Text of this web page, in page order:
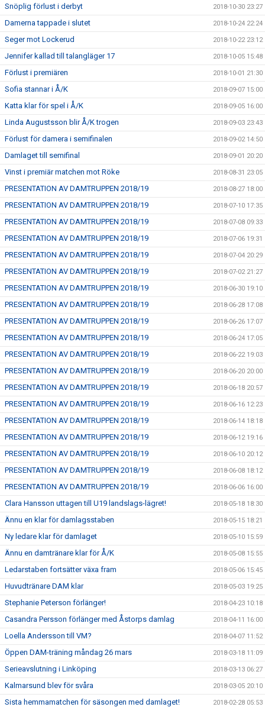
Snöplig förlust i derbyt 2018-10-30 23:27
Damerna tappade i slutet 2018-10-24 22:24
Seger mot Lockerud 2018-10-22 23:12
Jennifer kallad till talangläger 17 2018-10-05 15:48
Förlust i premiären 2018-10-01 21:30
Sofia stannar i Å/K 2018-09-07 15:00
Katta klar för spel i Å/K 2018-09-05 16:00
Linda Augustsson blir Å/K trogen 2018-09-03 23:43
Förlust för damera i semifinalen 2018-09-02 14:50
Damlaget till semifinal 2018-09-01 20:20
Vinst i premiär matchen mot Röke 2018-08-31 23:05
PRESENTATION AV DAMTRUPPEN 2018/19 2018-08-27 18:00
PRESENTATION AV DAMTRUPPEN 2018/19 2018-07-10 17:35
PRESENTATION AV DAMTRUPPEN 2018/19 2018-07-08 09:33
PRESENTATION AV DAMTRUPPEN 2018/19 2018-07-06 19:31
PRESENTATION AV DAMTRUPPEN 2018/19 2018-07-04 20:29
PRESENTATION AV DAMTRUPPEN 2018/19 2018-07-02 21:27
PRESENTATION AV DAMTRUPPEN 2018/19 2018-06-30 19:10
PRESENTATION AV DAMTRUPPEN 2018/19 2018-06-28 17:08
PRESENTATION AV DAMTRUPPEN 2018/19 2018-06-26 17:07
PRESENTATION AV DAMTRUPPEN 2018/19 2018-06-24 17:05
PRESENTATION AV DAMTRUPPEN 2018/19 2018-06-22 19:03
PRESENTATION AV DAMTRUPPEN 2018/19 2018-06-20 20:00
PRESENTATION AV DAMTRUPPEN 2018/19 2018-06-18 20:57
PRESENTATION AV DAMTRUPPEN 2018/19 2018-06-16 12:23
PRESENTATION AV DAMTRUPPEN 2018/19 2018-06-14 18:18
PRESENTATION AV DAMTRUPPEN 2018/19 2018-06-12 19:16
PRESENTATION AV DAMTRUPPEN 2018/19 2018-06-10 20:12
PRESENTATION AV DAMTRUPPEN 2018/19 2018-06-08 18:12
PRESENTATION AV DAMTRUPPEN 2018/19 2018-06-06 16:00
Clara Hansson uttagen till U19 landslags-lägret! 2018-05-18 18:30
Ännu en klar för damlagsstaben 2018-05-15 18:21
Ny ledare klar för damlaget 2018-05-10 15:59
Ännu en damtränare klar för Å/K 2018-05-08 15:55
Ledarstaben fortsätter växa fram 2018-05-06 15:45
Huvudtränare DAM klar 2018-05-03 19:25
Stephanie Peterson förlänger! 2018-04-23 10:18
Casandra Persson förlänger med Åstorps damlag 2018-04-11 16:00
Loella Andersson till VM? 2018-04-07 11:52
Öppen DAM-träning måndag 26 mars 2018-03-18 11:09
Serieavslutning i Linköping 2018-03-13 06:27
Kalmarsund blev för svåra 2018-03-05 20:10
Sista hemmamatchen för säsongen med damlaget! 2018-02-28 05:53